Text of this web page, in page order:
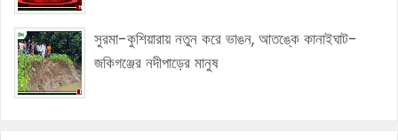
সুরমা-কুশিয়ারায় নতুন করে ভাঙন, আতঙ্কে কানাইঘাট-
জকিগঞ্জের নদীপাড়ের মানুষ